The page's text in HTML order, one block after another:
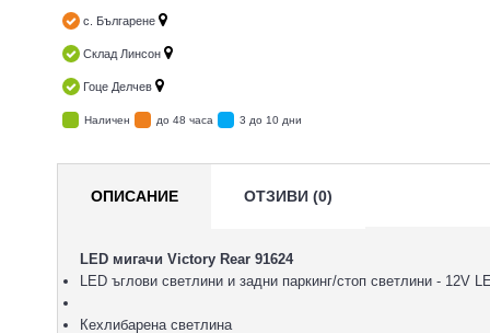
с. Българене
Склад Линсон
Гоце Делчев
Наличен до 48 часа 3 до 10 дни
ОПИСАНИЕ ОТЗИВИ (0)
LED мигачи Victory Rear 91624
LED ъглови светлини и задни паркинг/стоп светлини - 12V
Кехлибарена светлина